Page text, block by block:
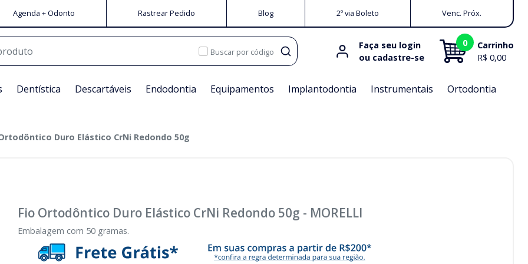
Agenda + Odonto Rastrear Pedido Blog 2º via Boleto Venc. Próx.
Buscar por código
Faça seu login
ou cadastre-se
0
Carrinho
R$ 0,00
Dentística Descartáveis Endodontia Equipamentos Implantodontia Instrumentais Ortodontia
Duro Elástico CrNi Redondo 50g
Fio Ortodôntico Duro Elástico CrNi Redondo 50g - MORELLI
Embalagem com 50 gramas.